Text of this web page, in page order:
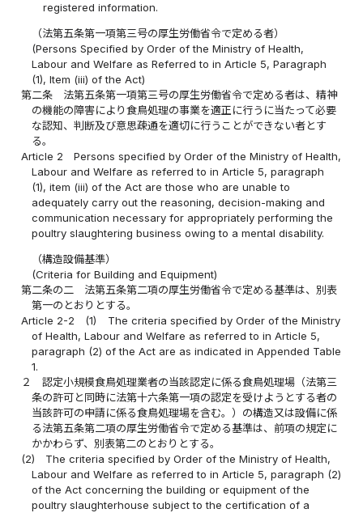
registered information.
（法第五条第一項第三号の厚生労働省令で定める者）
(Persons Specified by Order of the Ministry of Health,
Labour and Welfare as Referred to in Article 5, Paragraph
(1), Item (iii) of the Act)
第二条
法第五条第一項第三号の厚生労働省令で定める者は、精神
の機能の障害により食鳥処理の事業を適正に行うに当たって必要
な認知、判断及び意思疎通を適切に行うことができない者とす
る。
Article 2
Persons specified by Order of the Ministry of Health,
Labour and Welfare as referred to in Article 5, paragraph
(1), item (iii) of the Act are those who are unable to
adequately carry out the reasoning, decision-making and
communication necessary for appropriately performing the
poultry slaughtering business owing to a mental disability.
（構造設備基準）
(Criteria for Building and Equipment)
第二条の二
法第五条第二項の厚生労働省令で定める基準は、別表
第一のとおりとする。
Article 2-2
(1)
The criteria specified by Order of the Ministry
of Health, Labour and Welfare as referred to in Article 5,
paragraph (2) of the Act are as indicated in Appended Table
1.
２
認定小規模食鳥処理業者の当該認定に係る食鳥処理場（法第三
条の許可と同時に法第十六条第一項の認定を受けようとする者の
当該許可の申請に係る食鳥処理場を含む。）の構造又は設備に係
る法第五条第二項の厚生労働省令で定める基準は、前項の規定に
かかわらず、別表第二のとおりとする。
(2)
The criteria specified by Order of the Ministry of Health,
Labour and Welfare as referred to in Article 5, paragraph (2)
of the Act concerning the building or equipment of the
poultry slaughterhouse subject to the certification of a